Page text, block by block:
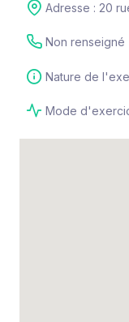
Adresse : 20
Non renseigné
Nature de
Mode